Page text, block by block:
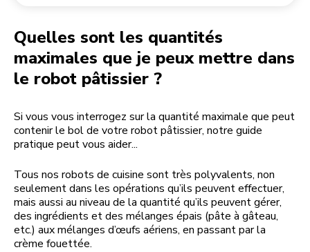
Quelles sont les quantités
maximales que je peux mettre dans
le robot pâtissier ?
Si vous vous interrogez sur la quantité maximale que peut
contenir le bol de votre robot pâtissier, notre guide
pratique peut vous aider...
Tous nos robots de cuisine sont très polyvalents, non
seulement dans les opérations qu’ils peuvent effectuer,
mais aussi au niveau de la quantité qu’ils peuvent gérer,
des ingrédients et des mélanges épais (pâte à gâteau,
etc.) aux mélanges d’œufs aériens, en passant par la
crème fouettée.